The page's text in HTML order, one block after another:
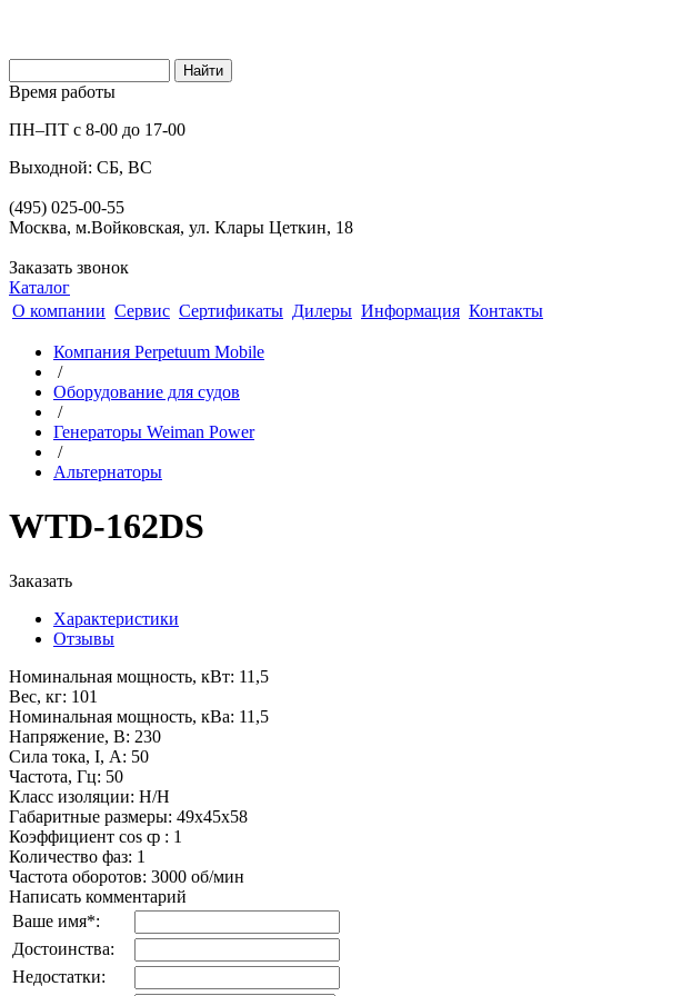
Время работы
ПН–ПТ с 8-00 до 17-00
Выходной: СБ, ВС
(495) 025-00-55
Москва, м.Войковская, ул. Клары Цеткин, 18
Заказать звонок
Каталог
О компании Сервис Сертификаты Дилеры Информация Контакты
Компания Perpetuum Mobile
/
Оборудование для судов
/
Генераторы Weiman Power
/
Альтернаторы
WTD-162DS
Заказать
Характеристики
Отзывы
Номинальная мощность, кВт: 11,5
Вес, кг: 101
Номинальная мощность, кВа: 11,5
Напряжение, В: 230
Сила тока, I, А: 50
Частота, Гц: 50
Класс изоляции: H/H
Габаритные размеры: 49x45x58
Коэффициент cos ȹ : 1
Количество фаз: 1
Частота оборотов: 3000 об/мин
Написать комментарий
Ваше имя*:
Достоинства:
Недостатки: